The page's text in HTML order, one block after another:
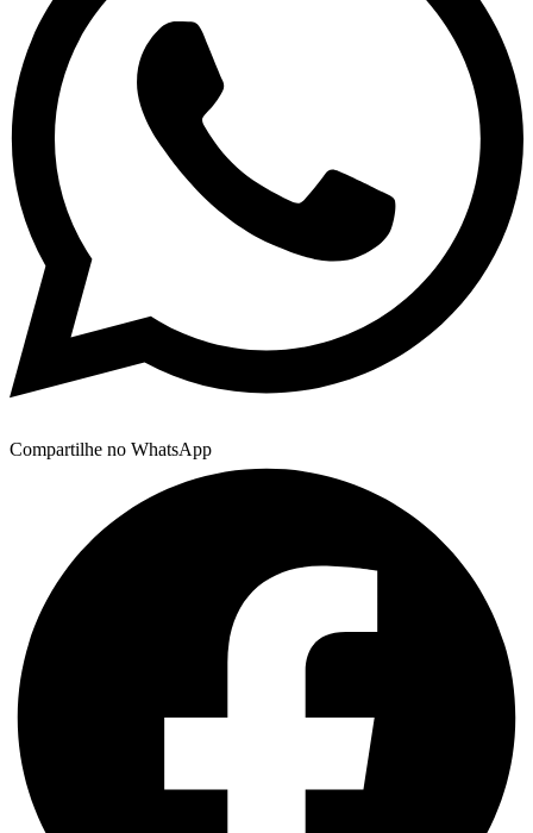
Compartilhe no WhatsApp